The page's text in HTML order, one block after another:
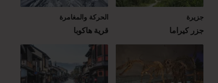
جزيرة
جزر كيراما
الحركة والمغامرة
قرية هاكوبا